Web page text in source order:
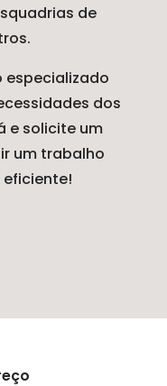
de
especializado
dos
e solicite um
um trabalho